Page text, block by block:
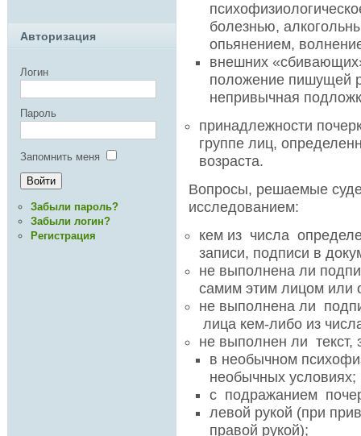
болезнью,
опьянением,
внешних
положение пишущей
непривычная
принадлежности
группе лиц,
возраста.
Вопросы, решаемые
исследованием:
кем из числа
записи, подписи в
не выполнена ли
самим этим лицом или
не выполнена ли
лица кем-либо из
не выполнен ли текст,
в необычном
необычных условиях;
с подражанием
левой рукой (при
правой рукой);
Авторизация
Логин
Пароль
Запомнить меня
Забыли пароль?
Забыли логин?
Регистрация